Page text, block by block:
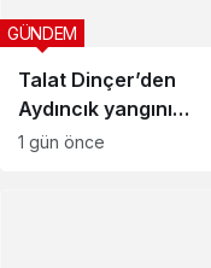
Talat Dinçer’den
Aydıncık yangını
sonrası dikkat çağrısı
GÜNDEM
1 gün önce